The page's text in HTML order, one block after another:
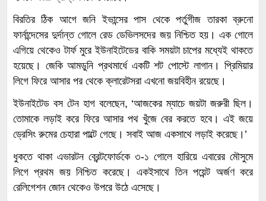
বিরতির ঠিক আগে জনি ইভান্সের পাস থেকে পর্তুগীজ তারকা ব্রুনো
ফার্নান্দেসের দুর্দান্ত গোলে রেড ডেভিলসদের জয় নিশ্চিত হয়। এক গোলে
এগিয়ে থেকেও টার্ফ মুরে ইউনাইটেডের বাকি সময়টা চাপের মধ্যেই থাকতে
হয়েছে। জেকি আমডুনি প্রথমার্ধে একটি শট পোস্টে লাগান। প্রিমিয়ার
লিগে ফিরে আসার পর থেকে ক্লারেটসরা এখনো জয়বিহীন রয়েছে।
ইউনাইটেড বস টেন হাগ বলেছেন, ‘আজকের ম্যাচে জয়টা জরুরী ছিল।
তোমাকে লড়াই করে ফিরে আসার পথ খুঁজে বের করতে হবে। এই জয়ে
ড্রেসিং রুমের চেহারা পাল্টে গেছে। সবাই আজ একসাথে লড়াই করেছে।’
ধুকতে থাকা এভারটন ব্রেন্টফোর্ডকে ৩-১ গোলে হারিয়ে এবারের মৌসুমে
লিগে প্রথম জয় নিশ্চিত করেছে। একইসাথে তিন পয়েন্ট অর্জণ করে
রেলিগেশন জোন থেকেও উপরে উঠে এসেছে।